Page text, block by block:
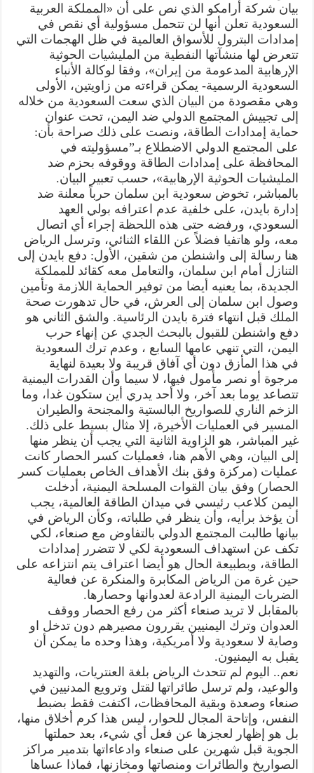
بيان شركة أرامكو الذي نص على أن «المملكة العربية
السعودية تعلن أنها لن تتحمل مسؤولية أي نقص في
إمدادات البترول للأسواق العالمية في ظل الهجمات التي
تتعرض لها منشآتها النفطية من المليشيات الحوثية
الإرهابية المدعومة من إيران»، وفقا لوكالة الأنباء
السعودية الرسمية- يمكن قراءته من زاويتين، الأولى
وهي مقصودة من البيان الذي سعت السعودية من خلاله
إلى تجييش المجتمع الدولي ضد اليمن، تحت عنوان
حماية إمدادات الطاقة، ونصت على ذلك صراحة بأن:
على المجتمع الدولي الاضطلاع بـ”مسؤوليته في
المحافظة على إمدادات الطاقة ووقوفه بحزم ضد
المليشيات الحوثية الإرهابية»، حسب تعبير البيان.
بالمباشر، تخوض سعودية ابن سلمان حرباً معلنة ضد
إدارة بايدن، على خلفية عدم اعترافه بولي العهد
السعودي، ورفضه حتى هذه اللحظة إجراء أي اتصال
معه، ولو هاتفيا فضلاً عن اللقاء الثنائي، وترسل الرياض
هنا رسالة إلى واشنطن من شقين، الأول: دفع بايدن إلى
التنازل أمام ابن سلمان، والتعامل معه كقائد للمملكة
الجديدة، بما يعنيه أيضا من توفير الحماية اللازمة وتأمين
وصول ابن سلمان إلى العرش، في حال تدهورت صحة
الملك قبل انتهاء فترة بايدن الرئاسية. والشق الثاني هو
دفع واشنطن للقبول بالبحث الجدي عن إنهاء حرب
اليمن، التي تنهي عامها السابع ، وعدم ترك السعودية
في هذا المأزق دون أي آفاق قريبة ولا بعيدة لنهاية
مرجوة أو نصر مأمول فيها، لا سيما وأن القدرات اليمنية
تتصاعد يوما بعد آخر، ولا أحد يدري أين ستكون غدا، وما
الزخم الناري للصواريخ البالستية والمجنحة والطيران
المسير في العمليات الأخيرة، إلا مثال بسيط على ذلك.
غير المباشر، هو الزاوية الثانية التي يجب أن ينظر منها
إلى البيان، وهي الأهم هنا، فعمليات كسر الحصار كانت
عمليات (مركزة وفق بنك الأهداف الخاص بعمليات كسر
الحصار) وفق بيان القوات المسلحة اليمنية، أدخلت
اليمن كلاعب رئيسي في ميدان الطاقة العالمية، يجب
أن يؤخذ برأيه، وأن ينظر في طلباته، وكأن الرياض في
بيانها طالبت المجتمع الدولي بالتفاوض مع صنعاء، لكي
تكف عن استهداف السعودية لكي لا تتضرر إمدادات
الطاقة، وبطبيعة الحال هو أيضا اعتراف يتم انتزاعه على
حين غرة من الرياض المكابرة والمنكرة عن فعالية
الضربات اليمنية الرادعة لعدوانها وحصارها.
بالمقابل لا تريد صنعاء أكثر من رفع الحصار ووقف
العدوان وترك اليمنيين يقررون مصيرهم دون تدخل او
وصاية لا سعودية ولا أمريكية، وهذا وحده ما يمكن أن
يقبل به اليمنيون.
نعم.. اليوم لم تتحدث الرياض بلغة العنتريات، والتهديد
والوعيد، ولم ترسل طائراتها لقتل وترويع المدنيين في
صنعاء وصعدة وبقية المحافظات، اكتفت فقط بضبط
النفس، وإتاحة المجال للحوار، ليس هذا كرم أخلاق منها،
بل هو إظهار لعجزها عن فعل أي شيء، بعد حملتها
الجوية قبل شهرين على صنعاء وادعاءاتها بتدمير مراكز
الصواريخ والطائرات ومنصاتها ومخازنها، فماذا عساها